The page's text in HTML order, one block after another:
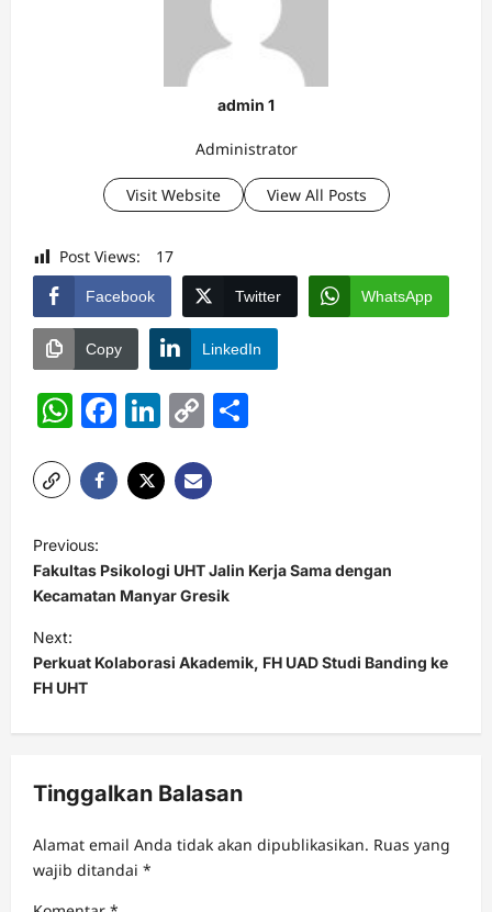
admin 1
Administrator
Visit Website View All Posts
Post Views: 17
Facebook Twitter WhatsApp
Copy LinkedIn
WhatsApp
Facebook
LinkedIn
Copy
o
s
t
n
a
v
g
a
t
i
Previous:
Fakultas Psikologi UHT Jalin Kerja Sama dengan
Kecamatan Manyar Gresik
Next:
Perkuat Kolaborasi Akademik, FH UAD Studi Banding ke
FH UHT
Tinggalkan Balasan
Alamat email Anda tidak akan dipublikasikan. Ruas yang
wajib ditandai *